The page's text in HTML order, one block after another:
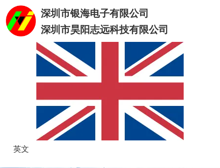
深圳市银海电子有限公司
深圳市昊阳志远科技有限公司
英文